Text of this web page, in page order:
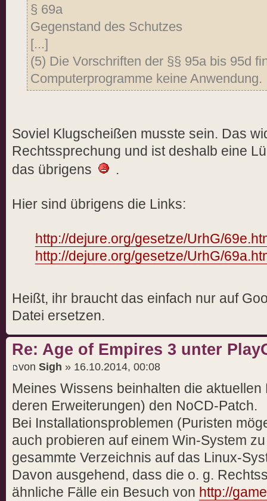
§ 69a
Gegenstand des Schutzes
[...]
(5) Die Vorschriften der §§ 95a bis 95d
Computerprogramme keine Anwendung.
Soviel Klugscheißen musste sein. Das
Rechtssprechung und ist deshalb eine
das übrigens
.
Hier sind übrigens die Links:
http://dejure.org/gesetze/UrhG/
http://dejure.org/gesetze/UrhG/
Heißt, ihr braucht das einfach nur auf
Datei ersetzen.
Re: Age of Empires 3 unter
von Sigh » 16.10.2014, 00:08
Meines Wissens beinhalten die
deren Erweiterungen) den NoCD-Patch.
Bei Installationsproblemen (Puristen
auch probieren auf einem Win-System
gesammte Verzeichnis auf das Linux-
Davon ausgehend, dass die o. g.
ähnliche Fälle ein Besuch von http://